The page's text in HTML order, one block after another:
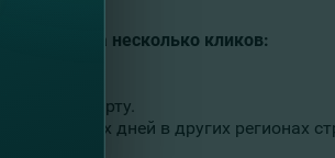
за несколько кликов:
карту.
7 рабочих дней в других регионах